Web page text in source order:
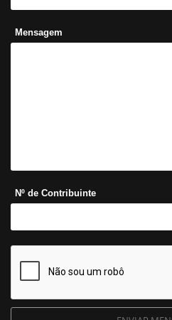
Mensagem
Nº de Contribuinte